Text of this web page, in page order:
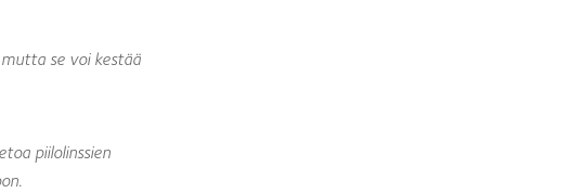
se voi kestää
piilolinssien